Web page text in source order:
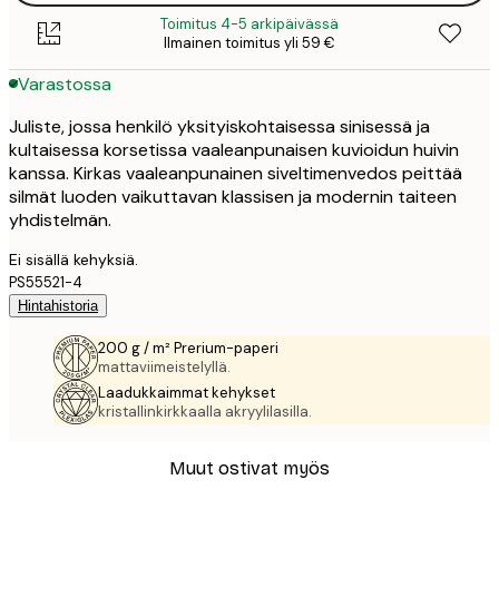
Toimitus 4-5 arkipäivässä
Ilmainen toimitus yli 59 €
Varastossa
Juliste, jossa henkilö yksityiskohtaisessa sinisessä ja
kultaisessa korsetissa vaaleanpunaisen kuvioidun huivin
kanssa. Kirkas vaaleanpunainen siveltimenvedos peittää
silmät luoden vaikuttavan klassisen ja modernin taiteen
yhdistelmän.
Ei sisällä kehyksiä.
PS55521-4
Hintahistoria
200 g / m² Prerium-paperi
mattaviimeistelyllä.
Laadukkaimmat kehykset
kristallinkirkkaalla akryylilasilla.
Muut ostivat myös